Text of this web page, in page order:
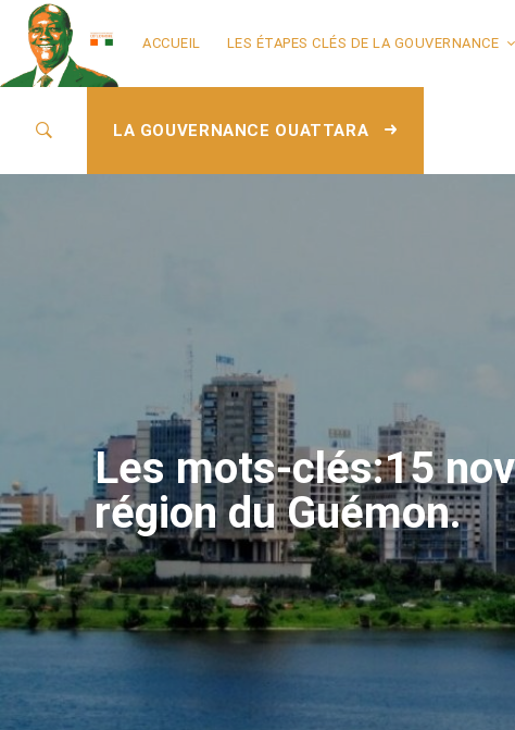
ACCUEIL LES ÉTAPES CLÉS DE LA GOUVERNANCE
LA GOUVERNANCE OUATTARA
Les mots-clés:15
région du Guémon.